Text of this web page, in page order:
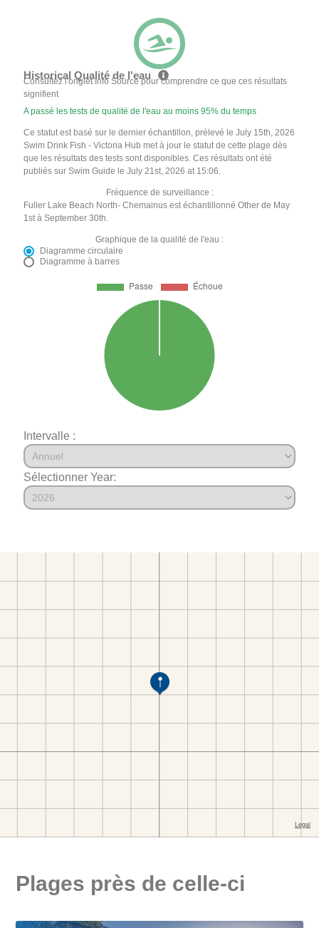
Historical Qualité de l'eau
Consultez l'onglet Info Source pour comprendre ce que ces résultats
signifient
A passé les tests de qualité de l'eau au moins 95% du temps
Ce statut est basé sur le dernier échantillon, prélevé le July 15th, 2026
Swim Drink Fish - Victoria Hub met à jour le statut de cette plage dès
que les résultats des tests sont disponibles. Ces résultats ont été
publiés sur Swim Guide le July 21st, 2026 at 15:06.
Fréquence de surveillance :
Fuller Lake Beach North- Chemainus est échantillonné Other de May
1st à September 30th.
Graphique de la qualité de l'eau :
Diagramme circulaire
Diagramme à barres
Intervalle :
Sélectionner Year:
Plages près de celle-ci